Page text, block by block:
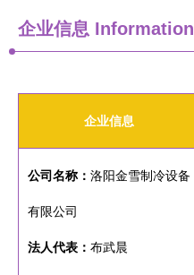
企业信息 Information
企业信息
公司名称： 洛阳金雪制冷设备
有限公司
法人代表： 布武晨